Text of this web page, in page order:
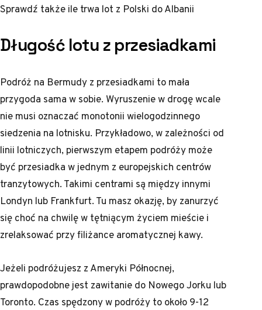
Sprawdź takżeile trwa lot z Polski do Albanii
Długość lotu z przesiadkami
Podróż na Bermudy z przesiadkami to mała
przygoda sama w sobie. Wyruszenie w drogę wcale
nie musi oznaczać monotonii wielogodzinnego
siedzenia na lotnisku. Przykładowo, w zależności od
linii lotniczych, pierwszym etapem podróży może
być przesiadka w jednym z europejskich centrów
tranzytowych. Takimi centrami są między innymi
Londyn lub Frankfurt. Tu masz okazję, by zanurzyć
się choć na chwilę w tętniącym życiem mieście i
zrelaksować przy filiżance aromatycznej kawy.
Jeżeli podróżujesz z Ameryki Północnej,
prawdopodobne jest zawitanie do Nowego Jorku lub
Toronto. Czas spędzony w podróży to około 9-12